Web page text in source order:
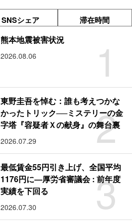
SNSシェア 滞在時間
1
熊本地震被害状況
2026.08.06
2
東野圭吾を悼む：誰も考えつかな
かったトリック──ミステリーの金
字塔『容疑者Ｘの献身』の舞台裏
2026.07.29
3
最低賃金55円引き上げ、全国平均
1176円に―厚労省審議会 : 前年度
実績を下回る
2026.07.30